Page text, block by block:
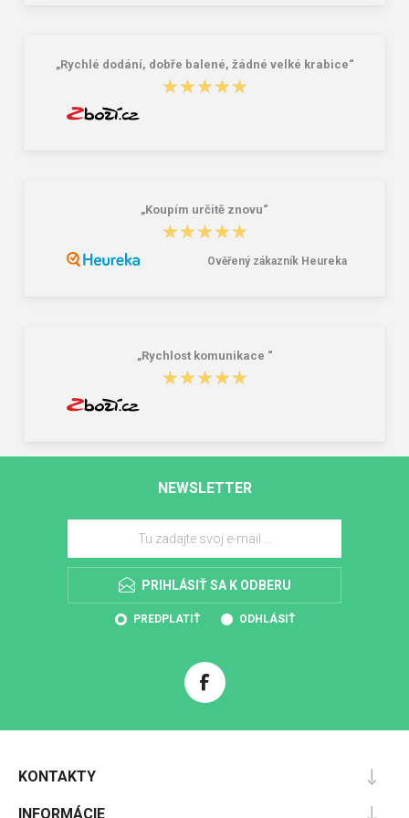
„Rychlé dodání, dobře balené, žádné velké krabice“
★★★★★
★★★★★
„Koupím určitě znovu“
★★★★★
★★★★★
Ověřený zákazník Heureka
„Rychlost komunikace “
★★★★★
★★★★★
NEWSLETTER
PRIHLÁSIŤ SA K ODBERU
PREDPLATIŤ ODHLÁSIŤ
KONTAKTY
INFORMÁCIE